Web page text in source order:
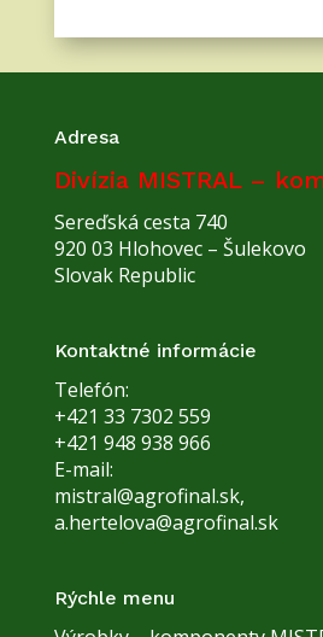
Adresa
Divízia MISTRAL –
Sereďská cesta 740
920 03 Hlohovec – Šulekovo
Slovak Republic
Kontaktné informácie
Telefón:
+421 33 7302 559
+421 948 938 966
E-mail:
mistral@agrofinal.sk,
a.hertelova@agrofinal.sk
Rýchle menu